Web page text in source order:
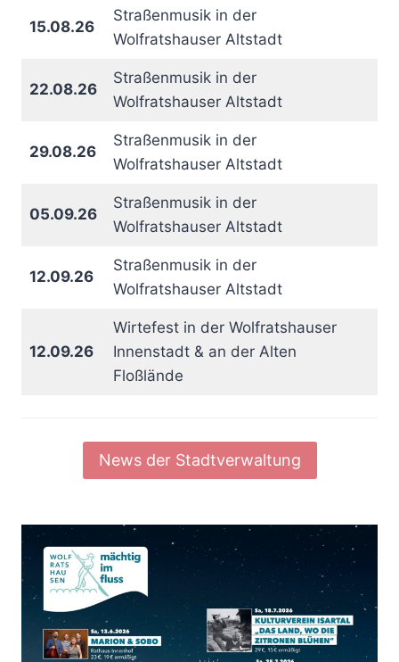
15.08.26
Straßenmusik in der
Wolfratshauser Altstadt
22.08.26
Straßenmusik in der
Wolfratshauser Altstadt
29.08.26
Straßenmusik in der
Wolfratshauser Altstadt
05.09.26
Straßenmusik in der
Wolfratshauser Altstadt
12.09.26
Straßenmusik in der
Wolfratshauser Altstadt
12.09.26
Wirtefest in der Wolfratshauser
Innenstadt & an der Alten
Floßlände
News der Stadtverwaltung